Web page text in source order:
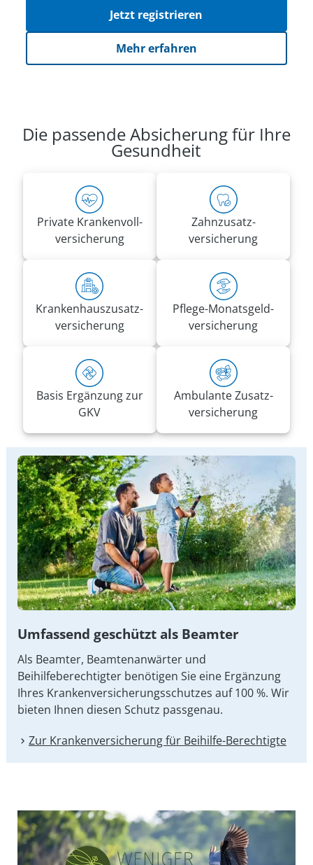
Jetzt registrieren
Mehr erfahren
Die passende Absicherung für Ihre
Gesundheit
Private Kranken­voll­
versicherung
Zahnzusatz­
versicherung
Kranken­haus­zusatz­­
versicherung
Pflege-Monatsgeld­
versicherung
Basis Ergänzung zur
GKV
Ambulante Zusatz­
versicherung
Umfassend geschützt als Beamter
Als Beamter, Beamtenanwärter und
Beihilfeberechtigter benötigen Sie eine Ergänzung
Ihres Kran­ken­ver­si­che­rungs­schut­zes auf 100 %. Wir
bieten Ihnen diesen Schutz passgenau.
Zur Kranken­versicherung für Beihilfe-Berechtigte